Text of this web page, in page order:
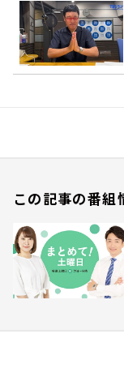
この記事の番組